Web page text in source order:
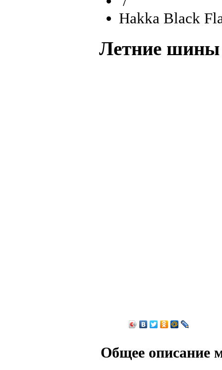
Hakka Black
Летние шины
Общее описание